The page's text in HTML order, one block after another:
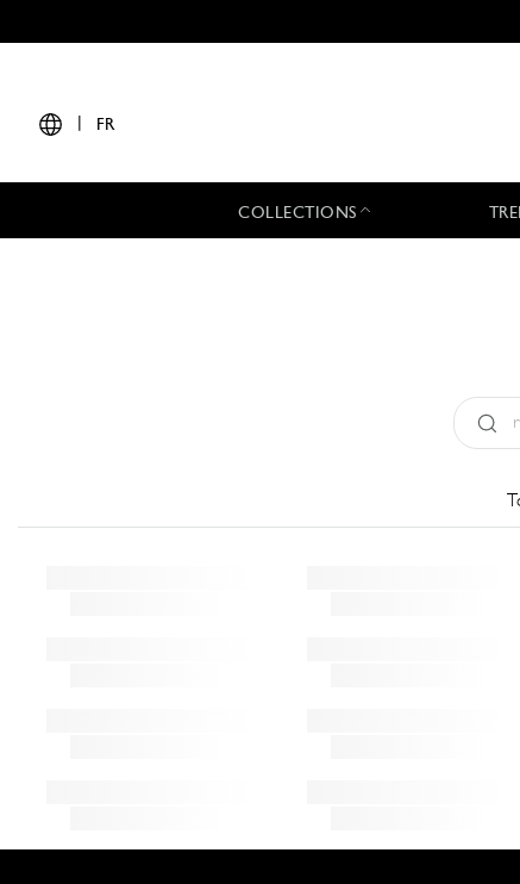
FR
COLLECTIONS